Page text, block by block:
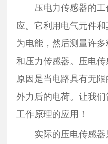
压电力传感器的工
应。它利用电气元件
为电能，然后测量许
和压力传感器。压电传
原因是当电路具有无
外力后的电荷。让我
工作原理的应用！
实际的压电传感器